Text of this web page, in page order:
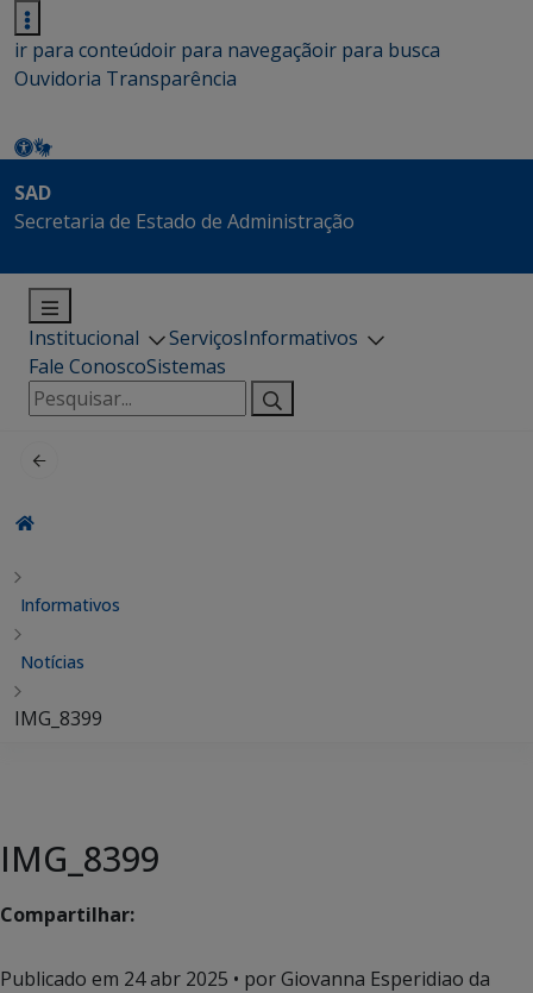
ir para conteúdoir para navegaçãoir para busca
Ouvidoria Transparência
SAD
Secretaria de Estado de Administração
Institucional ServiçosInformativos
Fale ConoscoSistemas
Pesquisar
por:
Informativos
Notícias
IMG_8399
IMG_8399
Compartilhar:
Publicado em 24 abr 2025 • por Giovanna Esperidiao da